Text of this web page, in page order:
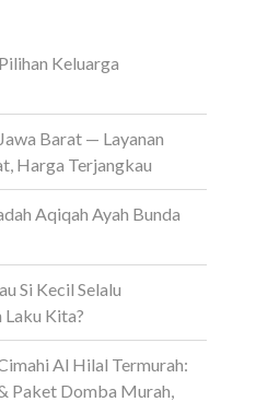
Keluarga
Barat — Layanan
Harga Terjangkau
Aqiqah Ayah Bunda
Si Kecil Selalu
Kita?
Al Hilal Termurah:
Paket Domba Murah,